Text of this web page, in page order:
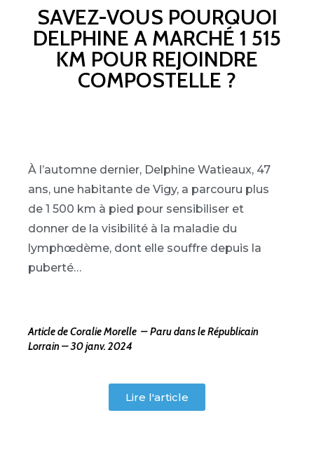
SAVEZ-VOUS POURQUOI
DELPHINE A MARCHÉ 1 515
KM POUR REJOINDRE
COMPOSTELLE ?
À l’automne dernier, Delphine Watieaux, 47
ans, une habitante de Vigy, a parcouru plus
de 1 500 km à pied pour sensibiliser et
donner de la visibilité à la maladie du
lymphœdème, dont elle souffre depuis la
puberté…
Article de Coralie Morelle – Paru dans le Républicain
Lorrain – 30 janv. 2024
Lire l'article